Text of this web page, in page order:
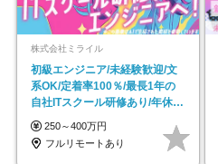
株式会社ミライル
初級エンジニア/未経験歓迎/文
系OK/定着率100％/最長1年の
自社ITスクール研修あり/年休
130日
250～400万円
フルリモートあり